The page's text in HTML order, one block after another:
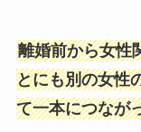
離婚前から女性
とにも別の女性
て一本につなが